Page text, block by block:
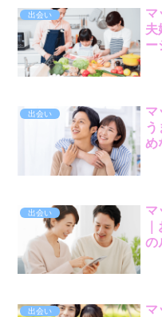
出会い
マ
夫
ー
出会い
マ
う
め
出会い
マ
の
出会い
マ